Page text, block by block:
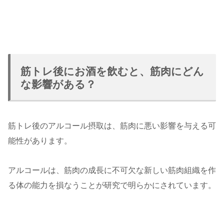
筋トレ後にお酒を飲むと、筋肉にどん
な影響がある？
筋トレ後のアルコール摂取は、筋肉に悪い影響を与える可
能性があります。
アルコールは、筋肉の成長に不可欠な新しい筋肉組織を作
る体の能力を損なうことが研究で明らかにされています。